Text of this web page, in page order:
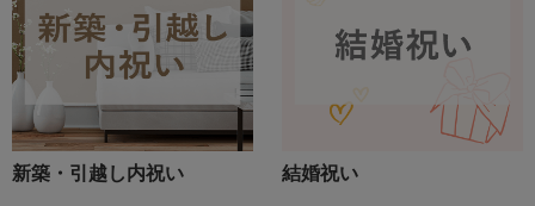
新築・引越し内祝い 結婚祝い